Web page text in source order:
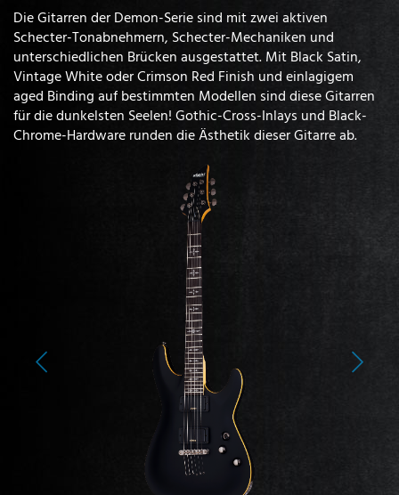
Die Gitarren der Demon-Serie sind mit zwei aktiven
Schecter-Tonabnehmern, Schecter-Mechaniken und
unterschiedlichen Brücken ausgestattet. Mit Black Satin,
Vintage White oder Crimson Red Finish und einlagigem
aged Binding auf bestimmten Modellen sind diese Gitarren
für die dunkelsten Seelen! Gothic-Cross-Inlays und Black-
Chrome-Hardware runden die Ästhetik dieser Gitarre ab.
Previous Next